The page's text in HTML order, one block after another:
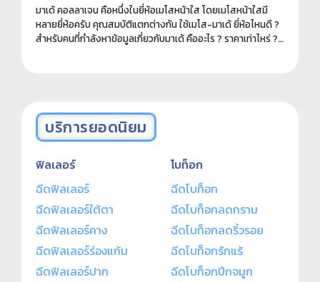
บริการยอดนิยม
ฟิลเลอร์
ฉีดฟิลเลอร์
ฉีดฟิลเลอร์ใต้ตา
ฉีดฟิลเลอร์คาง
ฉีดฟิลเลอร์ร่องแก้ม
ฉีดฟิลเลอร์ปาก
โบท็อก
ฉีดโบท็อก
ฉีดโบท็อกลดกราม
ฉีดโบท็อกลดริ้วรอย
ฉีดโบท็อกรักแร้
ฉีดโบท็อกปีกจมูก
มาเด้ คอลลาเจน คือหนึ่งในยี่ห้อเมโสหน้าใส โดยเมโสหน้าใสมี
หลายยี่ห้อครับ คุณสมบัติแตกต่างกัน ใช้เมโส-มาเด้ ยี่ห้อไหนดี ?
สำหรับคนที่กำลังหาข้อมูลเกี่ยวกับมาเด้ คืออะไร ? ราคาเท่าไหร่ ?